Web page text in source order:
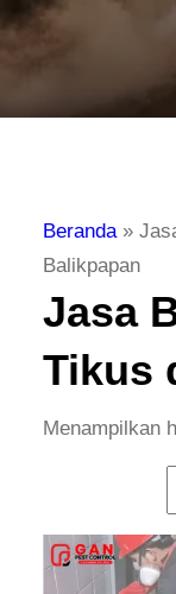
Beranda»
Balikpapan
Jasa
Tikus
Menampilkan